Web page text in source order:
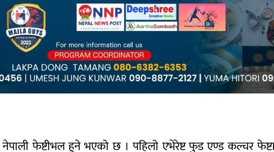
फेष्टीभल हुने भएको छ । पहिलो एभेरेष्ट फुड एण्ड कल्चर